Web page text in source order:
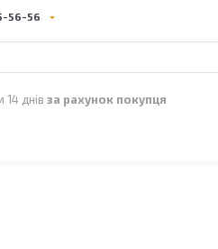
56-56
днів за рахунок покупця